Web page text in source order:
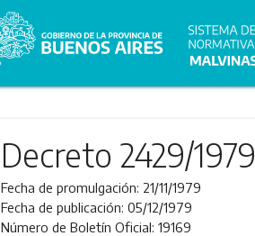
Decreto 2429/1979
Fecha de promulgación: 21/11/1979
Fecha de publicación: 05/12/1979
Número de Boletín Oficial: 19169